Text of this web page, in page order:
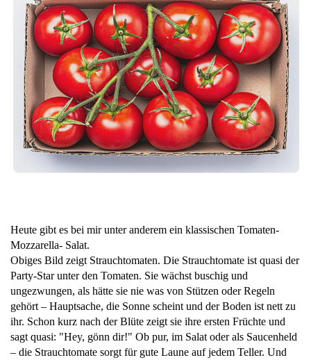
Heute gibt es bei mir unter anderem ein klassischen Tomaten-
Mozzarella- Salat.
Obiges Bild zeigt Strauchtomaten. Die Strauchtomate ist quasi der
Party-Star unter den Tomaten. Sie wächst buschig und
ungezwungen, als hätte sie nie was von Stützen oder Regeln
gehört – Hauptsache, die Sonne scheint und der Boden ist nett zu
ihr. Schon kurz nach der Blüte zeigt sie ihre ersten Früchte und
sagt quasi: "Hey, gönn dir!" Ob pur, im Salat oder als Saucenheld
– die Strauchtomate sorgt für gute Laune auf jedem Teller. Und